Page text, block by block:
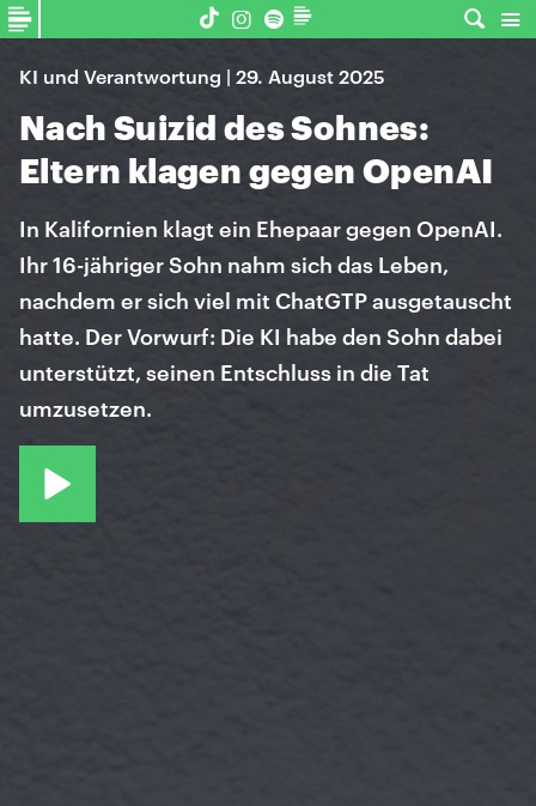
KI und Verantwortung | 29. August 2025
Nach Suizid des Sohnes:
Eltern klagen gegen OpenAI
In Kalifornien klagt ein Ehepaar gegen OpenAI.
Ihr 16-jähriger Sohn nahm sich das Leben,
nachdem er sich viel mit ChatGTP ausgetauscht
hatte. Der Vorwurf: Die KI habe den Sohn dabei
unterstützt, seinen Entschluss in die Tat
umzusetzen.